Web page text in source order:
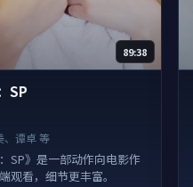
89:38
SP
、谭卓 等
SP》是一部动作向电影作
观看，细节更丰富。